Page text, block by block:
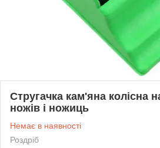
Стругачка кам'яна колісна
ножів і ножиць
Немає в наявності
Роздріб